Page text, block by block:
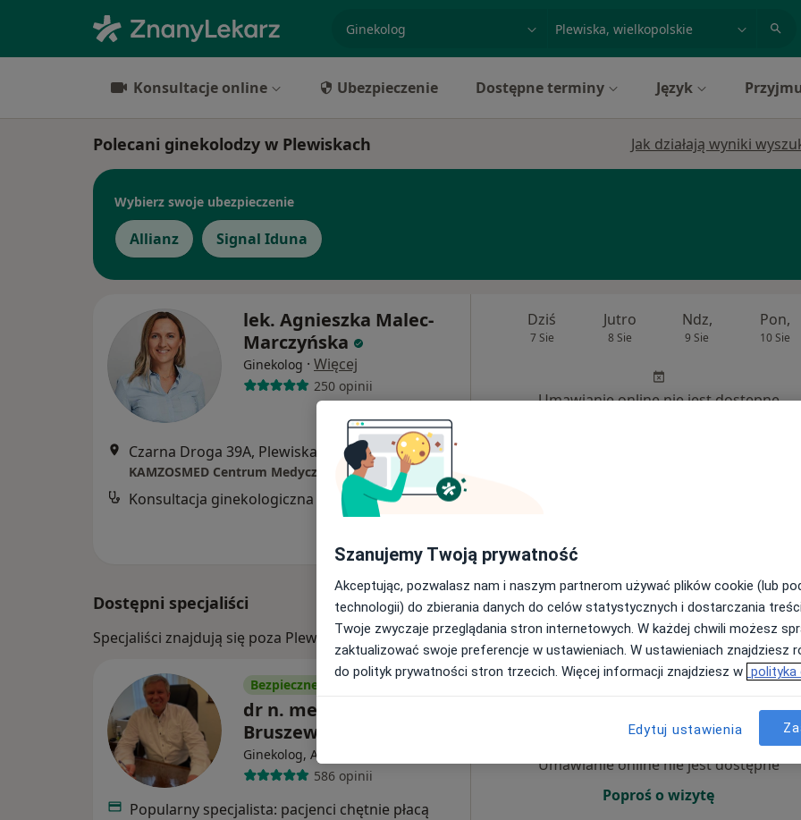
Konsultacje online Ubezpieczenie Dostępne terminy Język
Polecani ginekolodzy w Plewiskach Jak działają wyniki
Wybierz swoje ubezpieczenie
Allianz Signal Iduna
lek. Agnieszka Malec-
Marczyńska
Ginekolog · Więcej
250 opinii
Czarna Droga 39A, Plewiska Mapa
KAMZOSMED Centrum Medyczne
Konsultacja ginekologiczna 300 zł
Dziś
7 Sie
Jutro
8 Sie
Ndz,
9 Sie
Pon,
10 Sie
Umawianie online nie jest dostępne
Dostępni specjaliści
Specjaliści znajdują się poza Plewiska, wielkopolskie, w obszarach bliskich Twojemu wyszukiwaniu.
Bezpieczne płatności
dr n. med. Piotr
Bruszewski
Ginekolog, Anestezjolog
586 opinii
Popularny specjalista: pacjenci chętnie płacą
Ndz, Pon,
Umawianie online nie jest dostępne
Poproś o wizytę
Szanujemy Twoją prywatność
Akceptując, pozwalasz nam i naszym partnerom używać plików cookie (lub
technologii) do zbierania danych do celów statystycznych i dostarczania
Twoje zwyczaje przeglądania stron internetowych. W każdej chwili możesz
zaktualizować swoje preferencje w ustawieniach. W ustawieniach znajdziesz
do polityk prywatności stron trzecich. Więcej informacji znajdziesz w polityka
Edytuj ustawienia